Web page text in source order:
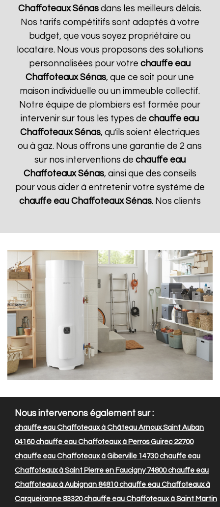
Chaffoteaux Sénas dans les meilleurs délais.
Nos tarifs compétitifs sont adaptés à votre
budget, que vous soyez propriétaire ou
locataire. Nous vous proposons des solutions
personnalisées pour votrechauffe eau
Chaffoteaux Sénas, que ce soit pour une
maison individuelle ou un immeuble collectif.
Notre équipe de plombiers est formée pour
intervenir sur tous les types dechauffe eau
Chaffoteaux Sénas, qu'ils soient électriques
ou à gaz. Nous offrons une garantie de 2 ans
sur nos interventions de chauffe eau
Chaffoteaux Sénas, ainsi que des conseils
pour vous aider à entretenir votre système de
chauffe eau Chaffoteaux Sénas. Nos clients
Nous intervenons également sur :
chauffe eau Chaffoteaux à Château Arnoux Saint Auban
04160chauffe eau Chaffoteaux à Perros Guirec 22700
chauffe eau Chaffoteaux à Giberville 14730chauffe eau
Chaffoteaux à Saint Pierre en Faucigny 74800chauffe eau
Chaffoteaux à Aubignan 84810chauffe eau Chaffoteaux à
Carqueiranne 83320chauffe eau Chaffoteaux à Saint Martin